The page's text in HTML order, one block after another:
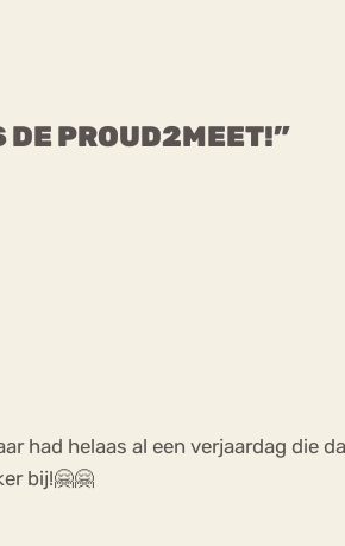
DE PROUD2MEET!”
had helaas al een verjaardag
bij!🤗🤗